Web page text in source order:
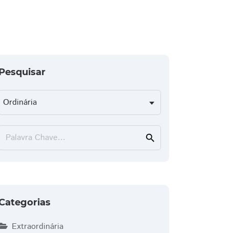
Palavra Chave... search
Extraordinária